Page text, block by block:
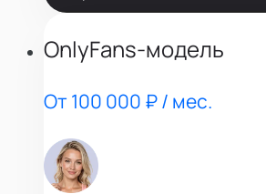
OnlyFans-модель
От 100 000 ₽ / мес.